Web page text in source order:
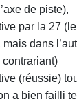
de piste),
par la 27
mais dans
(réussie)
a bien failli